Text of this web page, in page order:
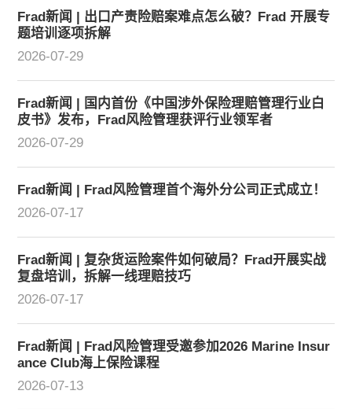
Frad新闻 | 出口产责险赔案难点怎么破？Frad 开展专
题培训逐项拆解
2026-07-29
Frad新闻 | 国内首份《中国涉外保险理赔管理行业白
皮书》发布，Frad风险管理获评行业领军者
2026-07-29
Frad新闻 | Frad风险管理首个海外分公司正式成立！
2026-07-17
Frad新闻 | 复杂货运险案件如何破局？Frad开展实战
复盘培训，拆解一线理赔技巧
2026-07-17
Frad新闻 | Frad风险管理受邀参加2026 Marine Insur
ance Club海上保险课程
2026-07-13